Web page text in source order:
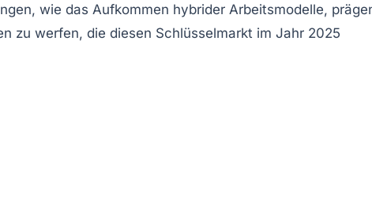
wie das Aufkommen hybrider Arbeitsmodelle,
zu werfen, die diesen Schlüsselmarkt im Jahr 2025